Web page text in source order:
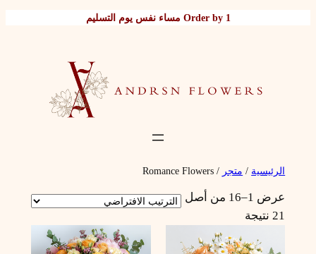
Order by 1 مساء نفس يوم التسليم
الرئيسية / متجر / Romance Flowers
عرض 1–16 من أصل
21 نتيجة